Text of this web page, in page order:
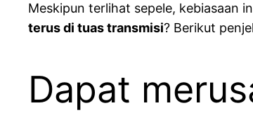
Meskipun terlihat sepele, kebiasaan
terus di tuas transmisi? Berikut
Dapat